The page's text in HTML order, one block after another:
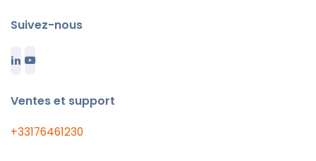
Suivez-nous
Ventes et support
+33176461230